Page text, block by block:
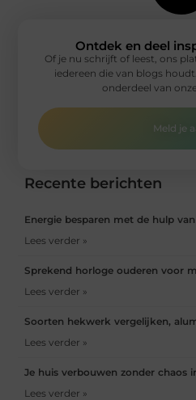
Recente berichten
Energie besparen met de hulp
Lees verder »
Sprekend horloge ouderen voor
Lees verder »
Soorten hekwerk vergelijken,
Lees verder »
Je huis verbouwen zonder chaos
Lees verder »
Ontdek en deel
Of je nu schrijft of leest, ons
iedereen die van blogs
onderdeel van
Meld je